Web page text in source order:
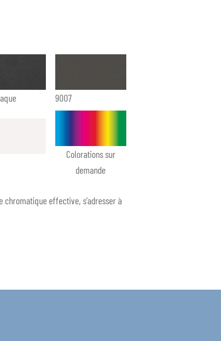
9007
Colorations sur
demande
chromatique effective, s'adresser à